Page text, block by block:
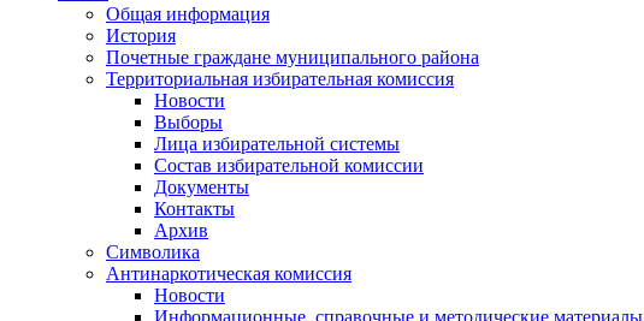
Общая информация
История
Почетные граждане муниципального района
Территориальная избирательная комиссия
Новости
Выборы
Лица избирательной системы
Состав избирательной комиссии
Документы
Контакты
Архив
Символика
Антинаркотическая комиссия
Новости
Информационные, справочные и методические материалы